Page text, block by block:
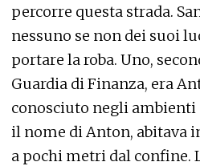
percorre questa strada.
nessuno se non dei suoi
portare la roba. Uno,
Guardia di Finanza, era
conosciuto negli
il nome di Anton, abitava
a pochi metri dal confine.